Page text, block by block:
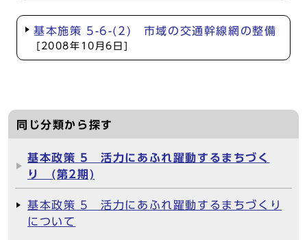
基本施策 5-6-(2) 市域の交通幹線網の整備
[2008年10月6日]
同じ分類から探す
基本政策 5 活力にあふれ躍動するまちづく
り (第2期)
基本政策 5 活力にあふれ躍動するまちづくり
について